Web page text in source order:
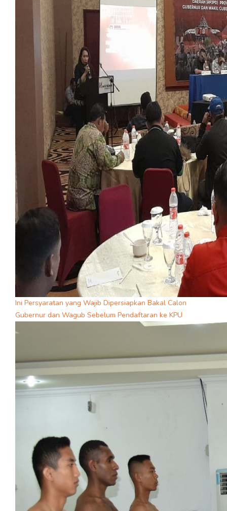
Ini Persyaratan yang Wajib Dipersiapkan Bakal Calon
Gubernur dan Wagub Sebelum Pendaftaran ke KPU